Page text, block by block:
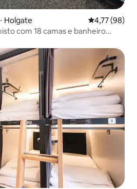
Holgate 4,77 de uma
4,77 (98)
com 18 camas e banheiro